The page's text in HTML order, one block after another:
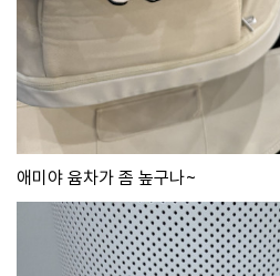
애미야 윰차가 좀 높구나~